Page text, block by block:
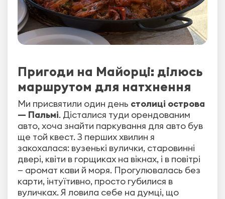
Пригоди на Майорці: ділюсь
маршрутом для натхнення
Ми присвятили один день столиці острова
— Пальмі. Дісталися туди орендованим
авто, хоча знайти паркування для авто був
ще той квест. З перших хвилин я
закохалася: вузенькі вулички, старовинні
двері, квіти в горщиках на вікнах, і в повітрі
— аромат кави й моря. Прогулювалась без
карти, інтуїтивно, просто губилися в
вуличках. Я ловила себе на думці, що